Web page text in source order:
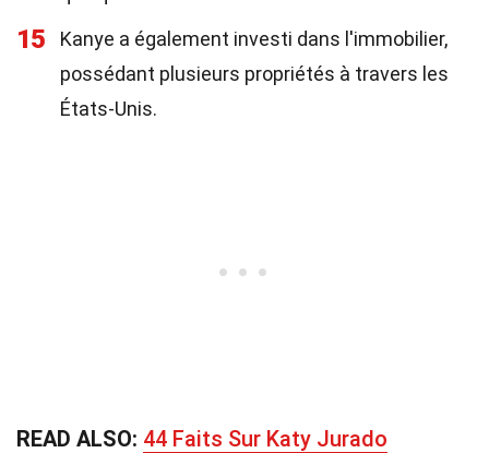
15
Kanye a également investi dans l'immobilier,
possédant plusieurs propriétés à travers les
États-Unis.
READ ALSO: 44 Faits Sur Katy Jurado